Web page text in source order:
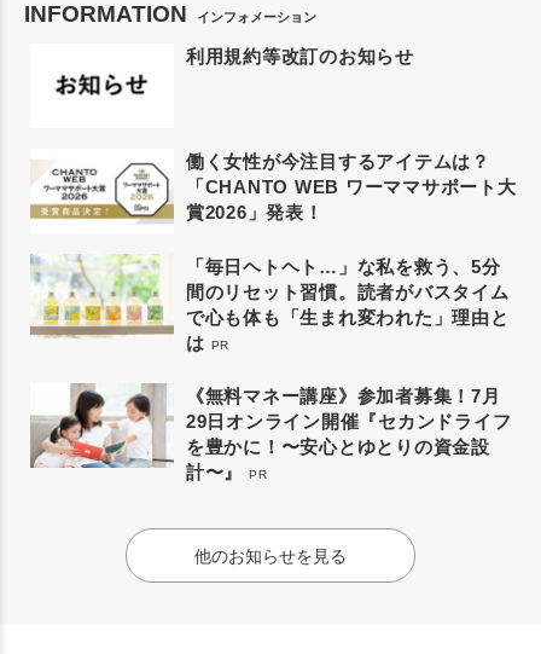
INFORMATION インフォメーション
利用規約等改訂のお知らせ
働く女性が今注目するアイテムは？
「CHANTO WEB ワーママサポート大
賞2026」発表！
「毎日ヘトヘト…」な私を救う、5分
間のリセット習慣。読者がバスタイム
で心も体も「生まれ変われた」理由と
は PR
《無料マネー講座》参加者募集！7月
29日オンライン開催『セカンドライフ
を豊かに！〜安心とゆとりの資金設
計〜』
PR
他のお知らせを見る